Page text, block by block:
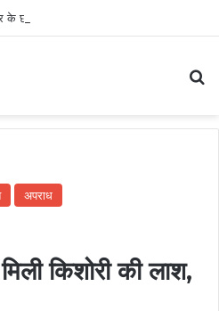
के छह की मौत, एक किशोर घायल
अपराध
किशोरी की लाश,